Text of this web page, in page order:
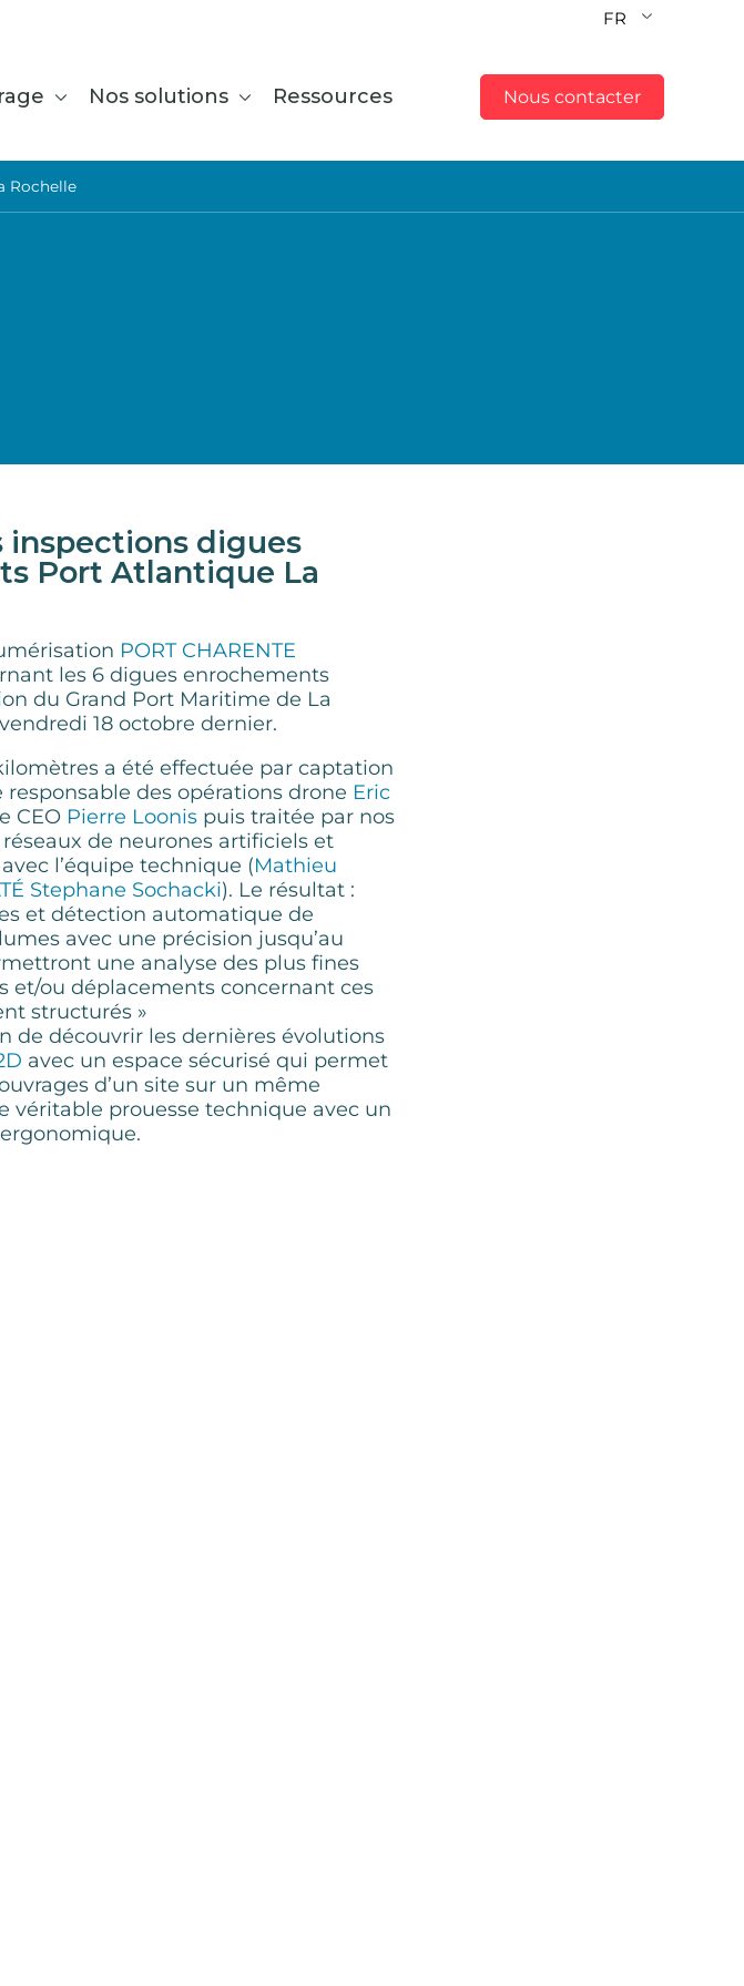
FR
Nos solutions Ressources Nous contacter
Rochelle
PORT CHARENTE
les 6 digues enrochements
du Grand Port Maritime de La
18 octobre dernier.
a été effectuée par captation
des opérations drone Eric
CEO Pierre Loonis puis traitée par nos
de neurones artificiels et
l’équipe technique (Mathieu
Stephane Sochacki). Le résultat :
et détection automatique de
avec une précision jusqu’au
une analyse des plus fines
et/ou déplacements concernant ces
structurés »
de découvrir les dernières évolutions
avec un espace sécurisé qui permet
d’un site sur un même
véritable prouesse technique avec un
inspections digues
Port Atlantique La